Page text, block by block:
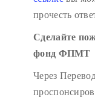
прочесть
Сделайте
фонд ФПМТ
Через